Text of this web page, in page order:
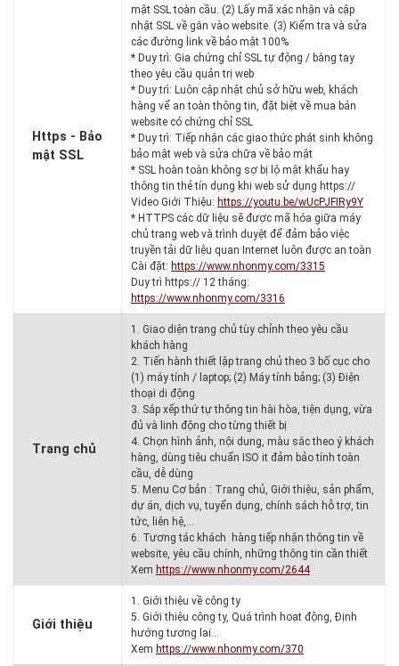
Https - Bảo
mật SSL
mật SSL toàn cầu. (2) Lấy mã xác nhận và cập
nhật SSL về gắn vào website. (3) Kiểm tra và sửa
các đường link về bảo mật 100%
* Duy trì: Gia chứng chỉ SSL tự động / bằng tay
theo yêu cầu quản trị web
* Duy trì: Luôn cập nhật chủ sở hữu web, khách
hàng vể an toàn thông tin, đặt biệt về mua bán
website có chứng chỉ SSL
* Duy trì: Tiếp nhận các giao thức phát sinh không
bảo mật web và sửa chữa về bảo mật
* SSL hoàn toàn không sợ bị lộ mật khẩu hay
thông tin thẻ tín dụng khi web sử dụng https://
Video Giới Thiệu: https://youtu.be/wUcPJFIRy9Y
* HTTPS các dữ liệu sẽ được mã hóa giữa máy
chủ trang web và trình duyệt để đảm bảo việc
truyền tải dữ liệu quan Internet luôn được an toàn
Cài đặt: https://www.nhonmy.com/3315
Duy trì https:// 12 tháng:
https://www.nhonmy.com/3316
Trang chủ
1. Giao diện trang chủ tùy chỉnh theo yêu cầu
khách hàng
2. Tiến hành thiết lập trang chủ theo 3 bố cục cho
(1) máy tính / laptop; (2) Máy tính bảng; (3) Điện
thoại di động
3. Sắp xếp thứ tự thông tin hài hòa, tiện dụng, vừa
đủ và linh động cho từng thiết bị
4. Chọn hình ảnh, nội dung, màu sắc theo ý khách
hàng, dùng tiêu chuẩn ISO it đảm bảo tính toàn
cầu, dễ dùng
5. Menu Cơ bản : Trang chủ, Giới thiệu, sản phẩm,
dự án, dịch vụ, tuyển dụng, chính sách hỗ trợ, tin
tức, liên hệ,…
6. Tương tác khách hàng tiếp nhận thông tin về
website, yêu cầu chính, những thông tin cần thiết
Xem https://www.nhonmy.com/2644
Giới thiệu
1. Giới thiệu về công ty
5. Giới thiệu công ty, Quá trình hoạt động, Định
hướng tương lai…
Xem https://www.nhonmy.com/370